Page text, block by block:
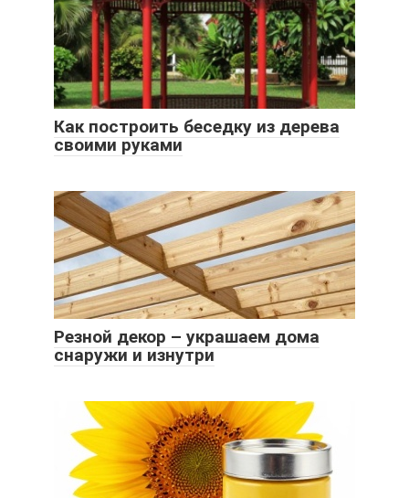
Как построить беседку из дерева
своими руками
Резной декор – украшаем дома
снаружи и изнутри